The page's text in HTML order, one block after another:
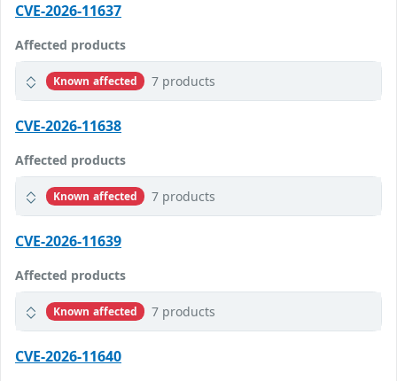
CVE-2026-11637
Affected products
Known affected 7 products
CVE-2026-11638
Affected products
Known affected 7 products
CVE-2026-11639
Affected products
Known affected 7 products
CVE-2026-11640